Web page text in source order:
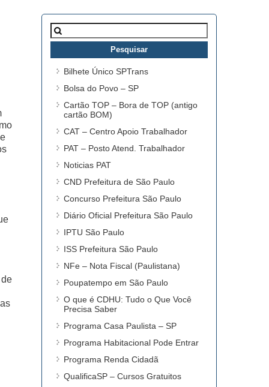
Pesquisar
por:
Bilhete Único SPTrans
Bolsa do Povo – SP
Cartão TOP – Bora de TOP (antigo
cartão BOM)
CAT – Centro Apoio Trabalhador
PAT – Posto Atend. Trabalhador
Noticias PAT
CND Prefeitura de São Paulo
Concurso Prefeitura São Paulo
Diário Oficial Prefeitura São Paulo
IPTU São Paulo
ISS Prefeitura São Paulo
NFe – Nota Fiscal (Paulistana)
Poupatempo em São Paulo
O que é CDHU: Tudo o Que Você
Precisa Saber
Programa Casa Paulista – SP
Programa Habitacional Pode Entrar
Programa Renda Cidadã
QualificaSP – Cursos Gratuitos